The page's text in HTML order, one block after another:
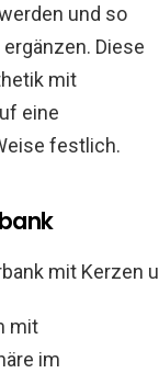
und so
Diese
mit
eine
festlich.
mit
im